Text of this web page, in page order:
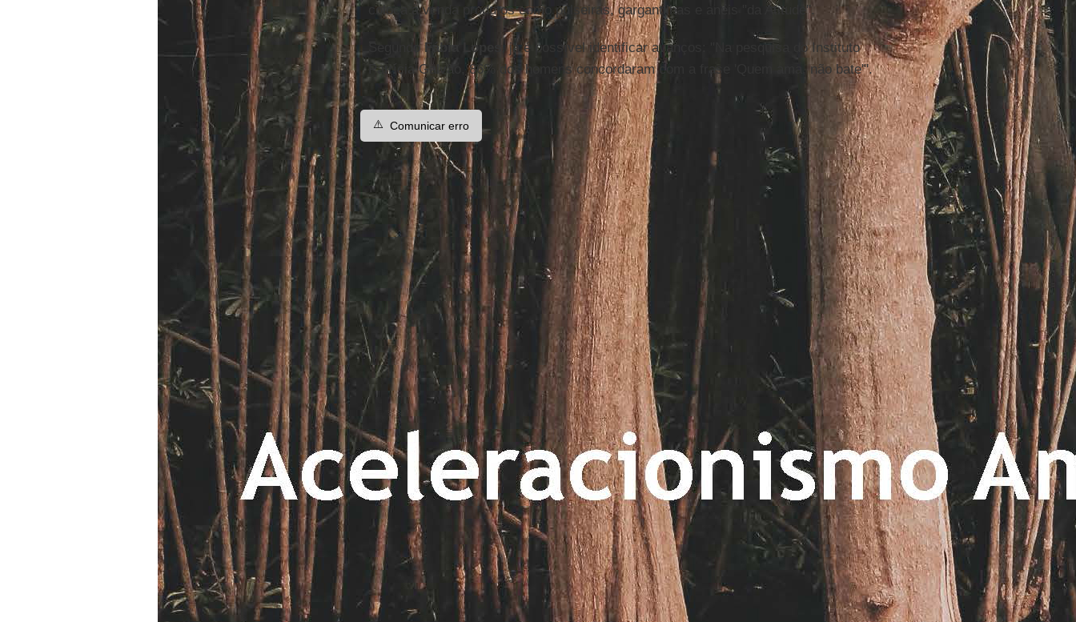
coloca à venda produtos como pulseiras, gargantilhas e anéis "da Atitude".
SegundoFábia Lopes
, já é possível identificar avanços: "Na pesquisa do Instituto
Patrícia Galvão, 86% dos homens concordaram com a frase 'Quem ama, não bate'".
⚠️ Comunicar erro